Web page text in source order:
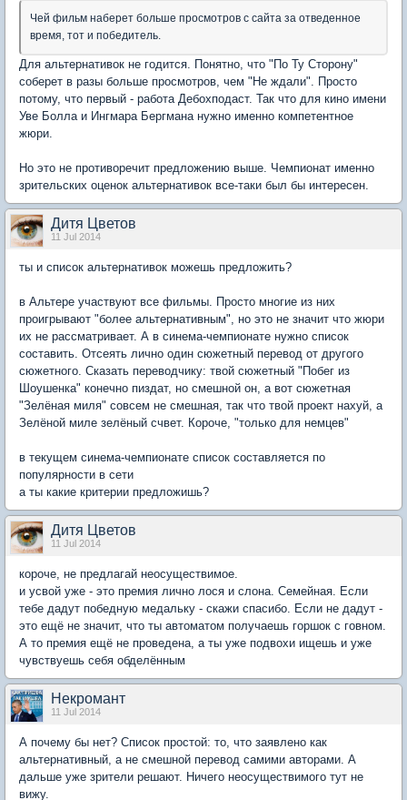
Чей фильм наберет больше просмотров с сайта за отведенное
время, тот и победитель.
Для альтернативок не годится. Понятно, что "По Ту Сторону"
соберет в разы больше просмотров, чем "Не ждали". Просто
потому, что первый - работа Дебохподаст. Так что для кино имени
Уве Болла и Ингмара Бергмана нужно именно компетентное
жюри.
Но это не противоречит предложению выше. Чемпионат именно
зрительских оценок альтернативок все-таки был бы интересен.
Дитя Цветов
11 Jul 2014
ты и список альтернативок можешь предложить?
в Альтере участвуют все фильмы. Просто многие из них
проигрывают "более альтернативным", но это не значит что жюри
их не рассматривает. А в синема-чемпионате нужно список
составить. Отсеять лично один сюжетный перевод от другого
сюжетного. Сказать переводчику: твой сюжетный "Побег из
Шоушенка" конечно пиздат, но смешной он, а вот сюжетная
"Зелёная миля" совсем не смешная, так что твой проект нахуй, а
Зелёной миле зелёный счвет. Короче, "только для немцев"
в текущем синема-чемпионате список составляется по
популярности в сети
а ты какие критерии предложишь?
Дитя Цветов
11 Jul 2014
короче, не предлагай неосуществимое.
и усвой уже - это премия лично лося и слона. Семейная. Если
тебе дадут победную медальку - скажи спасибо. Если не дадут -
это ещё не значит, что ты автоматом получаешь горшок с говном.
А то премия ещё не проведена, а ты уже подвохи ищешь и уже
чувствуешь себя обделённым
Некромант
11 Jul 2014
А почему бы нет? Список простой: то, что заявлено как
альтернативный, а не смешной перевод самими авторами. А
дальше уже зрители решают. Ничего неосуществимого тут не
вижу.